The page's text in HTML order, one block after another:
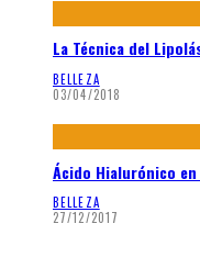
La Técnica del
BELLEZA
03/04/2018
Ácido Hialurónico
BELLEZA
27/12/2017